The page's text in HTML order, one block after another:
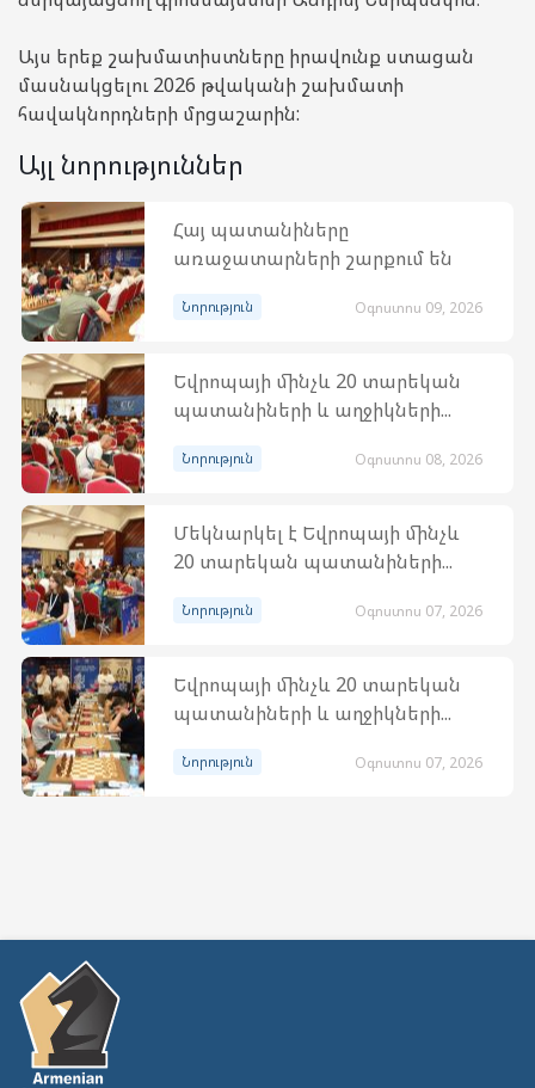
Այս երեք շախմատիստները իրավունք ստացան
մասնակցելու 2026 թվականի շախմատի
հավակնորդների մրցաշարին:
Այլ նորություններ
Հայ պատանիները
առաջատարների շարքում են
Նորություն Օգոստոս 09, 2026
Եվրոպայի մինչև 20 տարեկան
պատանիների և աղջիկների...
Նորություն Օգոստոս 08, 2026
Մեկնարկել է Եվրոպայի մինչև
20 տարեկան պատանիների...
Նորություն Օգոստոս 07, 2026
Եվրոպայի մինչև 20 տարեկան
պատանիների և աղջիկների...
Նորություն Օգոստոս 07, 2026